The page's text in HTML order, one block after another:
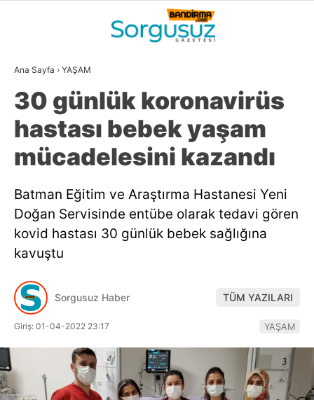
Facebook
21°
BALIKESIR
GALERİ VİDEO
GÜNDEM
EKONOMİ
SPOR
MAGAZİN
EĞİTİM
DİĞER
Ana Sayfa › YAŞAM
30 günlük koronavirüs
hastası bebek yaşam
mücadelesini kazandı
Batman Eğitim ve Araştırma Hastanesi Yeni
Doğan Servisinde entübe olarak tedavi gören
kovid hastası 30 günlük bebek sağlığına
kavuştu
Sorgusuz Haber TÜM YAZILARI
Giriş: 01-04-2022 23:17 YAŞAM